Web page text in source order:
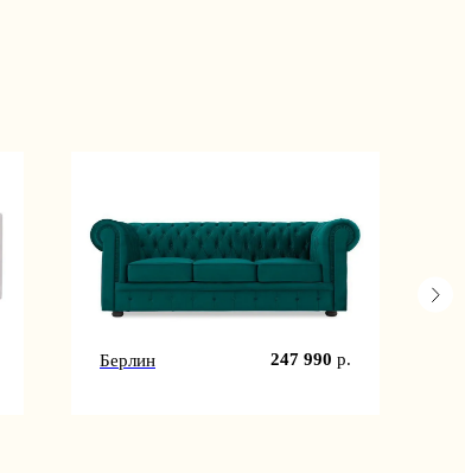
Берлин 247 990 р.